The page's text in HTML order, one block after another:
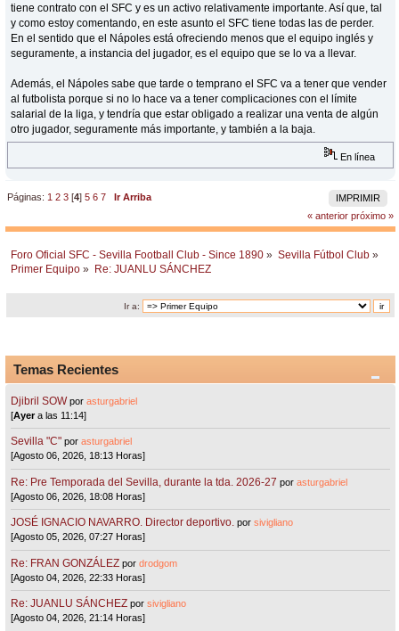
tiene contrato con el SFC y es un activo relativamente importante. Así que, tal
y como estoy comentando, en este asunto el SFC tiene todas las de perder.
En el sentido que el Nápoles está ofreciendo menos que el equipo inglés y
seguramente, a instancia del jugador, es el equipo que se lo va a llevar.
Además, el Nápoles sabe que tarde o temprano el SFC va a tener que vender
al futbolista porque si no lo hace va a tener complicaciones con el límite
salarial de la liga, y tendría que estar obligado a realizar una venta de algún
otro jugador, seguramente más importante, y también a la baja.
En línea
IMPRIMIR
Páginas: 1 2 3 [4]5 6 7
Ir Arriba
« anterior próximo »
Foro Oficial SFC - Sevilla Football Club - Since 1890 » Sevilla Fútbol Club »
Primer Equipo » Re: JUANLU SÁNCHEZ
Ir a:
Temas Recientes
Djibril SOW porasturgabriel
[Ayera las 11:14]
Sevilla "C"porasturgabriel
[Agosto 06, 2026, 18:13 Horas]
Re: Pre Temporada del Sevilla, durante la tda. 2026-27 porasturgabriel
[Agosto 06, 2026, 18:08 Horas]
JOSÉ IGNACIO NAVARRO. Director deportivo. porsivigliano
[Agosto 05, 2026, 07:27 Horas]
Re: FRAN GONZÁLEZ pordrodgom
[Agosto 04, 2026, 22:33 Horas]
Re: JUANLU SÁNCHEZ porsivigliano
[Agosto 04, 2026, 21:14 Horas]